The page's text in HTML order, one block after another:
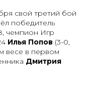
свой третий бой
победитель
чемпион Игр
Илья Попов (3-0,
весе в первом
Дмитрия